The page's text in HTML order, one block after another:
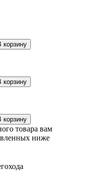
корзину
корзину
корзину
товара вам
ниже